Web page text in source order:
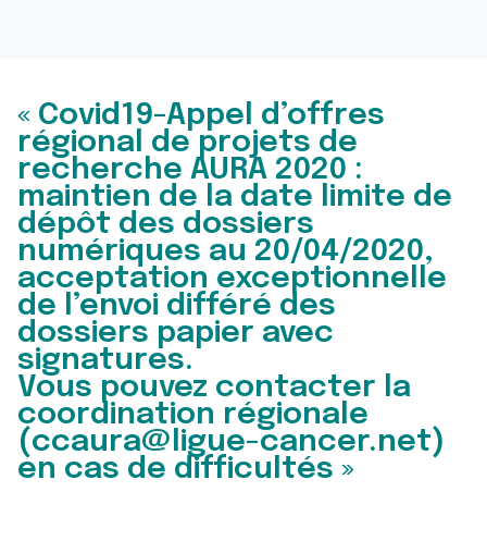
« Covid19-Appel d’offres
régional de projets de
recherche AURA 2020 :
maintien de la date limite de
dépôt des dossiers
numériques au 20/04/2020,
acceptation exceptionnelle
de l’envoi différé des
dossiers papier avec
signatures.
Vous pouvez contacter la
coordination régionale
(ccaura@ligue-cancer.net)
en cas de difficultés »